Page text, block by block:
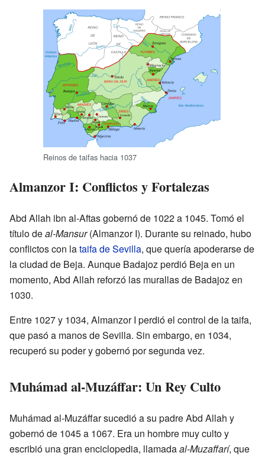
Reinos de taifas hacia 1037
Almanzor I: Conflictos y Fortalezas
Abd Allah ibn al-Aftas gobernó de 1022 a 1045. Tomó el
título deal-Mansur(Almanzor I). Durante su reinado, hubo
conflictos con lataifa de Sevilla, que quería apoderarse de
la ciudad de Beja. Aunque Badajoz perdió Beja en un
momento, Abd Allah reforzó las murallas de Badajoz en
1030.
Entre 1027 y 1034, Almanzor I perdió el control de la taifa,
que pasó a manos de Sevilla. Sin embargo, en 1034,
recuperó su poder y gobernó por segunda vez.
Muhámad al-Muzáffar: Un Rey Culto
Muhámad al-Muzáffar sucedió a su padre Abd Allah y
gobernó de 1045 a 1067. Era un hombre muy culto y
escribió una gran enciclopedia, llamadaal-Muzaffarí, que